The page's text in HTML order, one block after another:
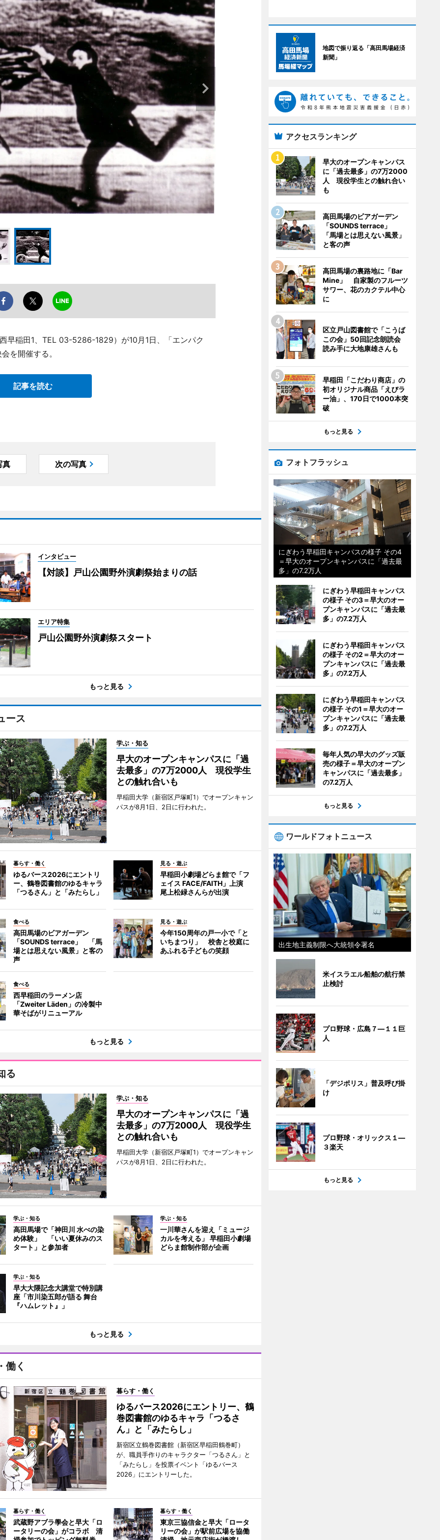
早稲田1、TEL 03-5286-1829）が10月1日、「エンパク
を開催する。
記事を読む
真 次の写真
インタビュー
【対談】戸山公園野外演劇祭始まりの話
エリア特集
戸山公園野外演劇祭スタート
もっと見る
ース
学ぶ・知る
早大のオープンキャンパスに「過
去最多」の7万2000人 現役学生
との触れ合いも
早稲田大学（新宿区戸塚町1）でオープンキャン
パスが8月1日、2日に行われた。
暮らす・働く
ゆるバース2026にエントリ
ー、鶴巻図書館のゆるキャラ
「つるさん」と「みたらし」
見る・遊ぶ
早稲田小劇場どらま館で「フ
ェイス FACE/FAITH」上演
尾上松緑さんらが出演
食べる
高田馬場のビアガーデン
「SOUNDS terrace」 「馬
場とは思えない風景」と客の
声
見る・遊ぶ
今年150周年の戸一小で「と
いちまつり」 校舎と校庭に
あふれる子どもの笑顔
食べる
西早稲田のラーメン店
「Zweiter Läden」の冷製中
華そばがリニューアル
もっと見る
る
学ぶ・知る
早大のオープンキャンパスに「過
去最多」の7万2000人 現役学生
との触れ合いも
早稲田大学（新宿区戸塚町1）でオープンキャン
パスが8月1日、2日に行われた。
学ぶ・知る
高田馬場で「神田川 水べの染
め体験」 「いい夏休みのス
タート」と参加者
学ぶ・知る
一川華さんを迎え「ミュージ
カルを考える」 早稲田小劇場
どらま館制作部が企画
学ぶ・知る
早大大隈記念大講堂で特別講
座「市川染五郎が語る 舞台
『ハムレット』」
もっと見る
働く
暮らす・働く
ゆるバース2026にエントリー、鶴
巻図書館のゆるキャラ「つるさ
ん」と「みたらし」
新宿区立鶴巻図書館（新宿区早稲田鶴巻町）
が、職員手作りのキャラクター「つるさん」と
「みたらし」を投票イベント「ゆるバース
2026」にエントリーした。
暮らす・働く
武蔵野アブラ學会と早大「ロ
ータリーの会」がコラボ 清
暮らす・働く
東京三協信金と早大「ロータ
リーの会」が駅前広場を協働
地図で振り返る「高田馬場経済
新聞」
アクセスランキング
早大のオープンキャンパス
に「過去最多」の7万2000
人 現役学生との触れ合い
も
高田馬場のビアガーデン
「SOUNDS terrace」
「馬場とは思えない風景」
と客の声
高田馬場の裏路地に「Bar
Mine」 自家製のフルーツ
サワー、花のカクテル中心
に
区立戸山図書館で「こうば
この会」50回記念朗読会
読み手に大地康雄さんも
早稲田「こだわり商店」の
初オリジナル商品「えびラ
ー油」、170日で1000本突
破
もっと見る
フォトフラッシュ
にぎわう早稲田キャンパスの様子 その4
＝早大のオープンキャンパスに「過去最
多」の7.2万人
にぎわう早稲田キャンパス
の様子 その3＝早大のオー
プンキャンパスに「過去最
多」の7.2万人
にぎわう早稲田キャンパス
の様子 その2＝早大のオー
プンキャンパスに「過去最
多」の7.2万人
にぎわう早稲田キャンパス
の様子 その1＝早大のオー
プンキャンパスに「過去最
多」の7.2万人
毎年人気の早大のグッズ販
売の様子＝早大のオープン
キャンパスに「過去最多」
の7.2万人
もっと見る
ワールドフォトニュース
出生地主義制限へ大統領令署名
米イスラエル船舶の航行禁
止検討
プロ野球・広島７―１１巨
人
「デジポリス」普及呼び掛
け
プロ野球・オリックス１―
３楽天
もっと見る